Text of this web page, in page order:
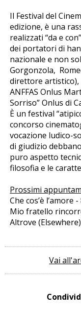
Il Festival del
edizione, è una
realizzati “da e
dei portatori di
nazionale e non
Gorgonzola,
direttore artistico),
ANFFAS Onlus
Sorriso” Onlus di
È un festival
concorso
vocazione ludico-
di giudizio
puro aspetto
filosofia e le
Prossimi
Che cos’è l’amore
Mio fratello
Altrove
Vai